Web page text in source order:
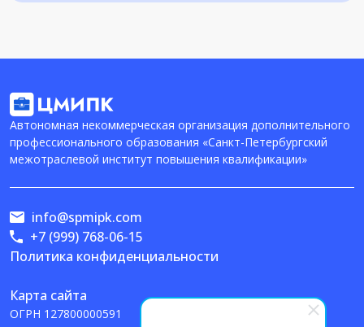
Автономная некоммерческая организация дополнительного
профессионального образования «Санкт-Петербургский
межотраслевой институт повышения квалификации»
Политика конфиденциальности
Карта сайта
ОГРН 127800000591
info@spmipk.com
+7 (999) 768-06-15